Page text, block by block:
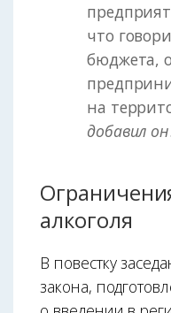
что
бюджета,
на
добавил он.
алкоголя
В повестку
закона,